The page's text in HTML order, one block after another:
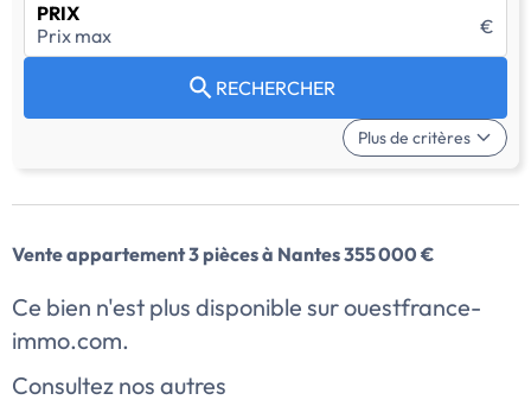
PRIX
€
RECHERCHER
Plus de critères
Vente appartement 3 pièces à Nantes 355 000 €
Ce bien n'est plus disponible sur ouestfrance-
immo.com.
Consultez nos autres